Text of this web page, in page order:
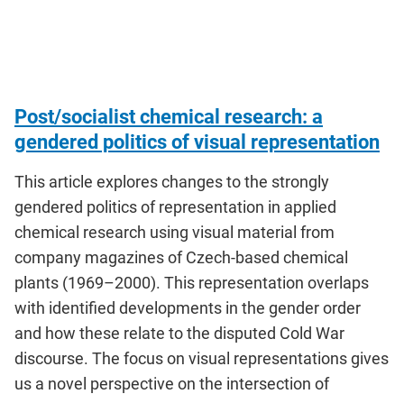
Post/socialist chemical research: a
gendered politics of visual representation
This article explores changes to the strongly
gendered politics of representation in applied
chemical research using visual material from
company magazines of Czech-based chemical
plants (1969–2000). This representation overlaps
with identified developments in the gender order
and how these relate to the disputed Cold War
discourse. The focus on visual representations gives
us a novel perspective on the intersection of